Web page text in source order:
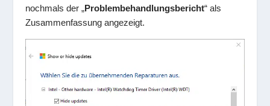
nochmals der „Problembehandlungsbericht“ als
Zusammenfassung angezeigt.